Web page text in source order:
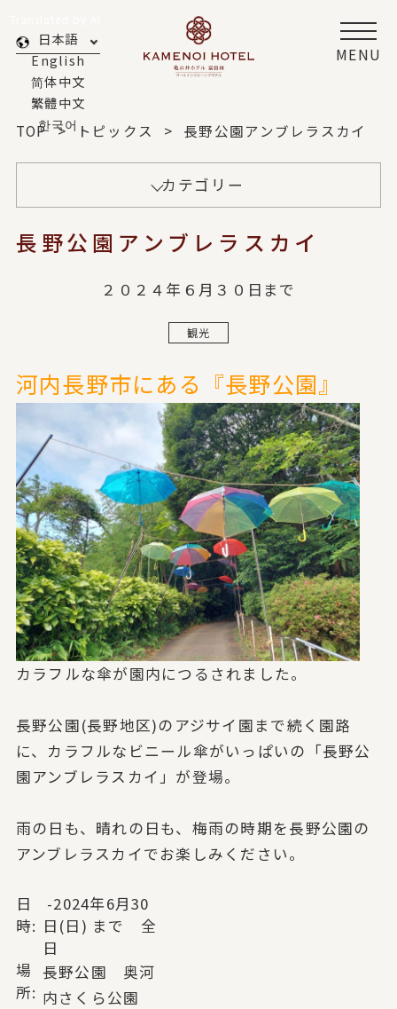
MENU
日本語
English
简体中文
繁體中文
한국어
TOP トピックス 長野公園アンブレラスカイ
カテゴリー
長野公園アンブレラスカイ
２０２４年６月３０日まで
観光
河内長野市にある『長野公園』
カラフルな傘が園内につるされました。
長野公園(長野地区)のアジサイ園まで続く園路
に、カラフルなビニール傘がいっぱいの「長野公
園アンブレラスカイ」が登場。
雨の日も、晴れの日も、梅雨の時期を長野公園の
アンブレラスカイでお楽しみください。
日
時:
-2024年6月30
日(日) まで 全
日
場
所:
長野公園 奥河
内さくら公園